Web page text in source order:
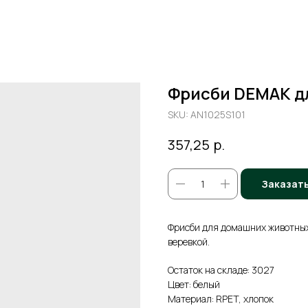
Фрисби DEMAK
SKU: AN1025S101
357,25 р.
Фрисби для домашних
веревкой.
Остаток на складе: 3027
Цвет: белый
Материал: RPET, хлопок